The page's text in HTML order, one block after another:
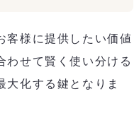
客様に提供したい価値
わせて賢く使い分ける
大化する鍵となりま